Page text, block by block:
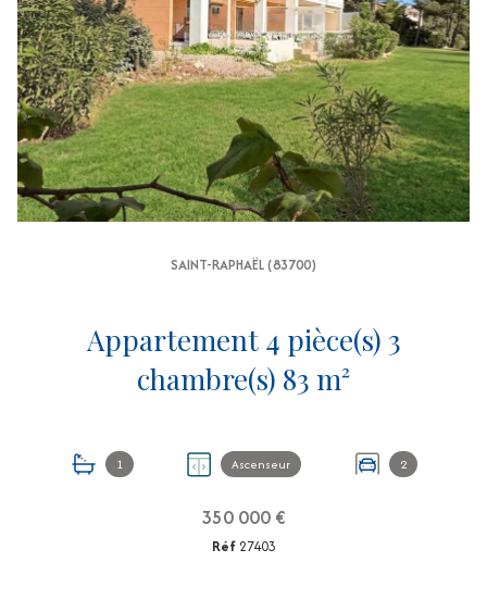
SAINT-RAPHAËL (83700)
Appartement 4 pièce(s) 3
chambre(s) 83 m²
1 Ascenseur 2
350 000 €
Réf 27403